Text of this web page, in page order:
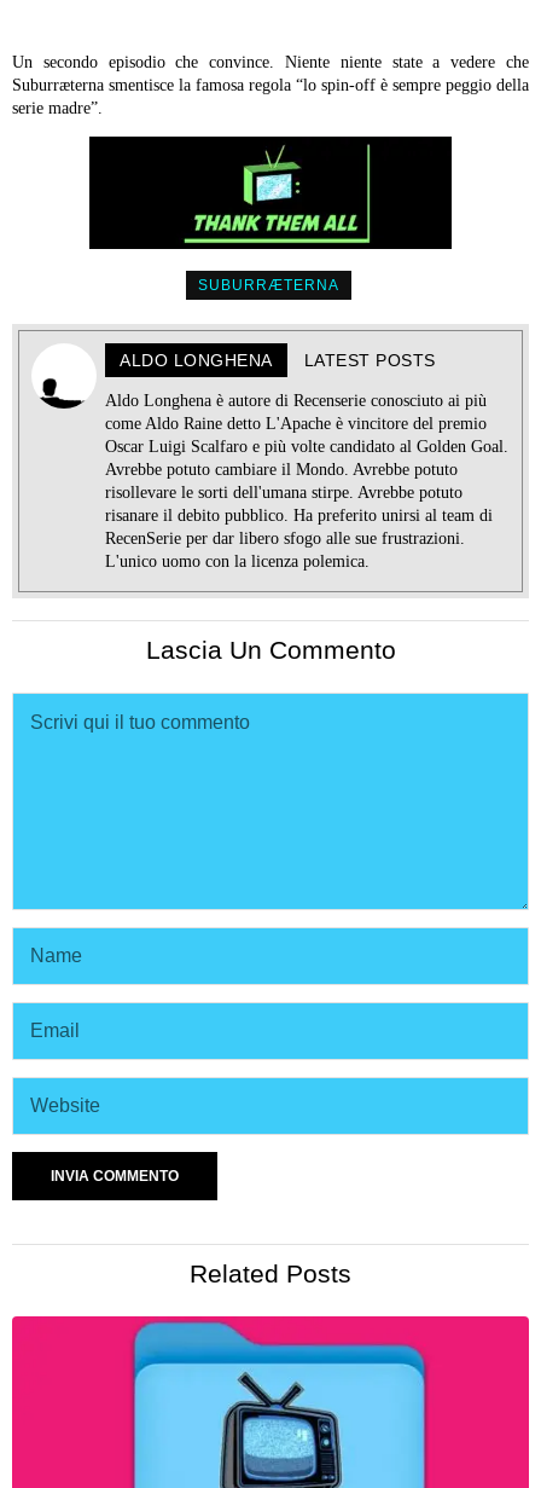
Un secondo episodio che convince. Niente niente state a vedere che
Suburræterna smentisce la famosa regola “lo spin-off è sempre peggio della
serie madre”.
SUBURRÆTERNA
ALDO LONGHENA LATEST POSTS
Aldo Longhena è autore di Recenserie conosciuto ai più
come Aldo Raine detto L'Apache è vincitore del premio
Oscar Luigi Scalfaro e più volte candidato al Golden Goal.
Avrebbe potuto cambiare il Mondo. Avrebbe potuto
risollevare le sorti dell'umana stirpe. Avrebbe potuto
risanare il debito pubblico. Ha preferito unirsi al team di
RecenSerie per dar libero sfogo alle sue frustrazioni.
L'unico uomo con la licenza polemica.
Lascia Un Commento
Related Posts